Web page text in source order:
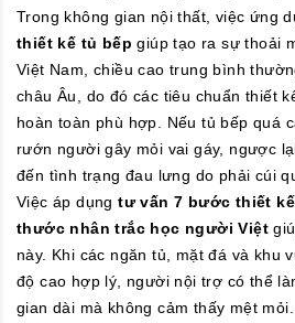
Trong không gian nội thất, việc ứng
thiết kế tủ bếp giúp tạo ra sự thoải
Việt Nam, chiều cao trung bình
châu Âu, do đó các tiêu chuẩn thiết
hoàn toàn phù hợp. Nếu tủ bếp quá
rướn người gây mỏi vai gáy, ngược
đến tình trạng đau lưng do phải cúi
Việc áp dụngtư vấn 7 bước thiết
thước nhân trắc học người Việt
này. Khi các ngăn tủ, mặt đá và khu
độ cao hợp lý, người nội trợ có thể
gian dài mà không cảm thấy mệt